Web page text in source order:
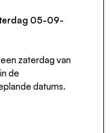
05-09-
zaterdag van
de
datums.